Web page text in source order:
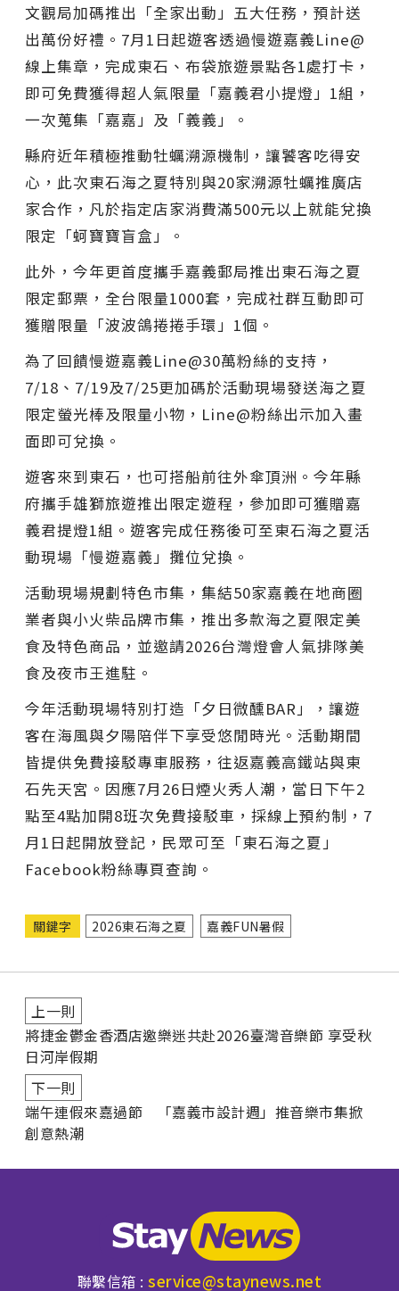
文觀局加碼推出「全家出動」五大任務，預計送
出萬份好禮。7月1日起遊客透過慢遊嘉義Line@
線上集章，完成東石、布袋旅遊景點各1處打卡，
即可免費獲得超人氣限量「嘉義君小提燈」1組，
一次蒐集「嘉嘉」及「義義」。
縣府近年積極推動牡蠣溯源機制，讓饕客吃得安
心，此次東石海之夏特別與20家溯源牡蠣推廣店
家合作，凡於指定店家消費滿500元以上就能兌換
限定「蚵寶寶盲盒」。
此外，今年更首度攜手嘉義郵局推出東石海之夏
限定郵票，全台限量1000套，完成社群互動即可
獲贈限量「波波鴿捲捲手環」1個。
為了回饋慢遊嘉義Line@30萬粉絲的支持，
7/18、7/19及7/25更加碼於活動現場發送海之夏
限定螢光棒及限量小物，Line@粉絲出示加入畫
面即可兌換。
遊客來到東石，也可搭船前往外傘頂洲。今年縣
府攜手雄獅旅遊推出限定遊程，參加即可獲贈嘉
義君提燈1組。遊客完成任務後可至東石海之夏活
動現場「慢遊嘉義」攤位兌換。
活動現場規劃特色市集，集結50家嘉義在地商圈
業者與小火柴品牌市集，推出多款海之夏限定美
食及特色商品，並邀請2026台灣燈會人氣排隊美
食及夜市王進駐。
今年活動現場特別打造「夕日微醺BAR」，讓遊
客在海風與夕陽陪伴下享受悠閒時光。活動期間
皆提供免費接駁專車服務，往返嘉義高鐵站與東
石先天宮。因應7月26日煙火秀人潮，當日下午2
點至4點加開8班次免費接駁車，採線上預約制，7
月1日起開放登記，民眾可至「東石海之夏」
Facebook粉絲專頁查詢。
關鍵字 2026東石海之夏 嘉義FUN暑假
上一則
將捷金鬱金香酒店邀樂迷共赴2026臺灣音樂節 享受秋
日河岸假期
下一則
端午連假來嘉過節 「嘉義市設計週」推音樂市集掀
創意熱潮
聯繫信箱 :service@staynews.net